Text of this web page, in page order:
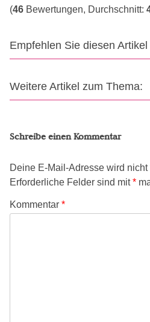
(46 Bewertungen, Durchschnitt:
Empfehlen Sie diesen
Weitere Artikel zum Thema:
Schreibe einen Kommentar
Deine E-Mail-Adresse wird nicht
Erforderliche Felder sind mit*
Kommentar *